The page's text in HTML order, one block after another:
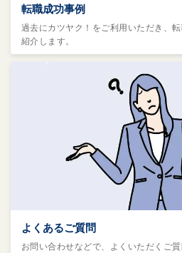
転職成功事例
過去にカツヤク！をご利用いただき、
紹介します。
よくあるご質問
お問い合わせなどで、よくいただくご質